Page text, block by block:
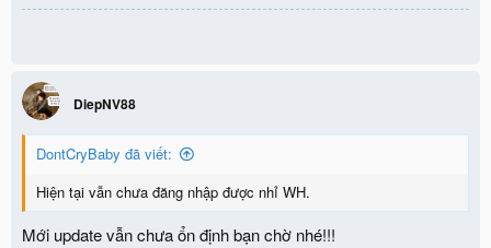
DiepNV88
DontCryBaby đã viết:
Hiện tại vẫn chưa đăng nhập được nhỉ WH.
Mới update vẫn chưa ổn định bạn chờ nhé!!!